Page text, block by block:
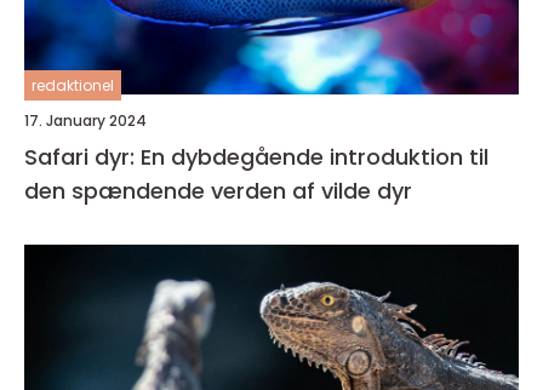
redaktionel
17. January 2024
Safari dyr: En dybdegående introduktion til
den spændende verden af vilde dyr